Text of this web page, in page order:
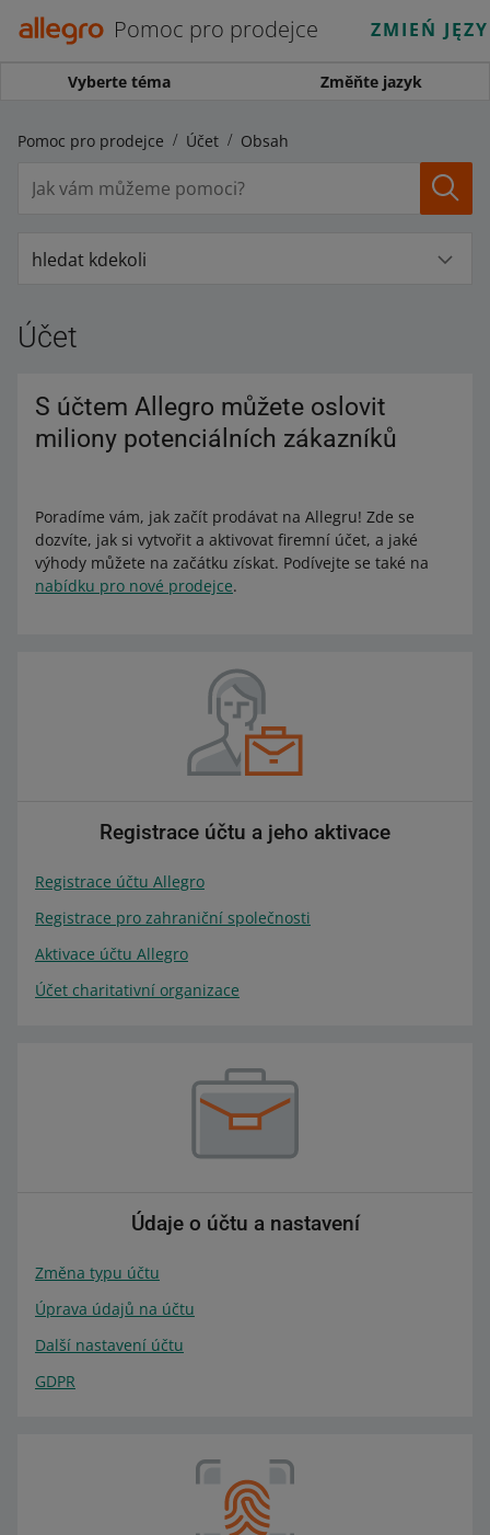
Pomoc pro prodejce ZMIEŃ
Vyberte téma Změňte jazyk
Pomoc pro prodejce Účet Obsah
hledat kdekoli
Účet
S účtem Allegro můžete oslovit
miliony potenciálních zákazníků
Poradíme vám, jak začít prodávat na Allegru! Zde se
dozvíte, jak si vytvořit a aktivovat firemní účet, a jaké
výhody můžete na začátku získat. Podívejte se také na
nabídku pro nové prodejce.
Registrace účtu a jeho aktivace
Registrace účtu Allegro
Registrace pro zahraniční společnosti
Aktivace účtu Allegro
Účet charitativní organizace
Údaje o účtu a nastavení
Změna typu účtu
Úprava údajů na účtu
Další nastavení účtu
GDPR